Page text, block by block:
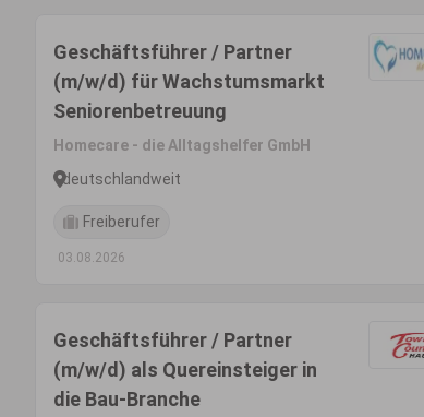
Geschäftsführer / Partner
(m/w/d) für Wachstumsmarkt
Seniorenbetreuung
Homecare - die Alltagshelfer GmbH
deutschlandweit
Freiberufer
03.08.2026
Geschäftsführer / Partner
(m/w/d) als Quereinsteiger in
die Bau-Branche